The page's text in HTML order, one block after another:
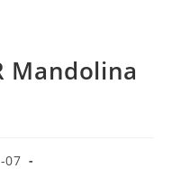
Mandolina
07